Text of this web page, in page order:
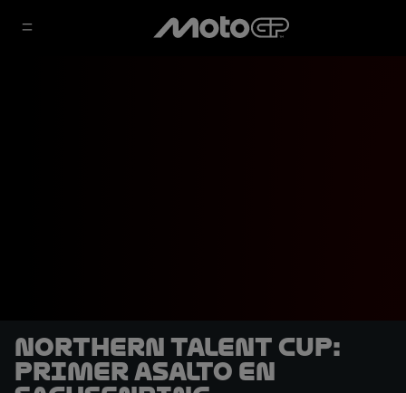
Northern Talent Cup:
Primer asalto en